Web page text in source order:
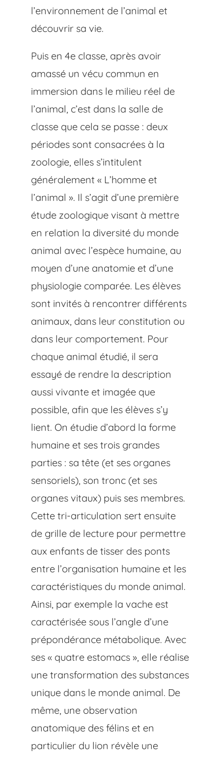
l’environnement de l’animal et
découvrir sa vie.
Puis en 4e classe, après avoir
amassé un vécu commun en
immersion dans le milieu réel de
l’animal, c’est dans la salle de
classe que cela se passe : deux
périodes sont consacrées à la
zoologie, elles s’intitulent
généralement « L’homme et
l’animal ». Il s’agit d’une première
étude zoologique visant à mettre
en relation la diversité du monde
animal avec l’espèce humaine, au
moyen d’une anatomie et d’une
physiologie comparée. Les élèves
sont invités à rencontrer différents
animaux, dans leur constitution ou
dans leur comportement. Pour
chaque animal étudié, il sera
essayé de rendre la description
aussi vivante et imagée que
possible, afin que les élèves s’y
lient. On étudie d’abord la forme
humaine et ses trois grandes
parties : sa tête (et ses organes
sensoriels), son tronc (et ses
organes vitaux) puis ses membres.
Cette tri-articulation sert ensuite
de grille de lecture pour permettre
aux enfants de tisser des ponts
entre l’organisation humaine et les
caractéristiques du monde animal.
Ainsi, par exemple la vache est
caractérisée sous l’angle d’une
prépondérance métabolique. Avec
ses « quatre estomacs », elle réalise
une transformation des substances
unique dans le monde animal. De
même, une observation
anatomique des félins et en
particulier du lion révèle une